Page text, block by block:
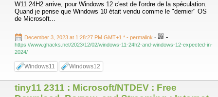
W11 24H2 arrive, pour Windows 12 c'est de l'ordre de la spéculation.
Quand je pense que Windows 10 était vendu comme le "dernier" OS
de Microsoft...
December 3, 2023 at 1:28:27 PM GMT+1 * - permalink - -
https://www.ghacks.net/2023/12/02/windows-11-24h2-and-windows-12-expected-in-
2024/
Windows11 Windows12
tiny11 2311 : Microsoft/NTDEV : Free